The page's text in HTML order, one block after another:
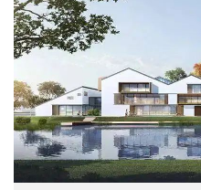
目整体组织实施（招标采
律法务等各方面的咨询，
和价格谈判，保证了项
购的有效落地和项目的顺